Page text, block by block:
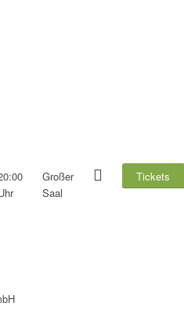
Großer
Saal
Tickets